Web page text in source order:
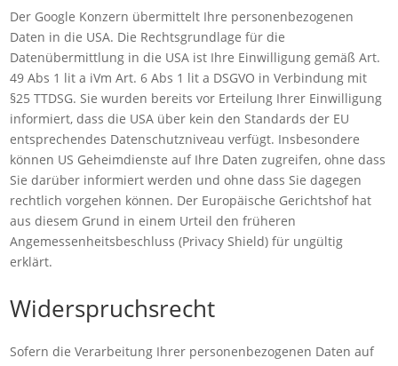
Der Google Konzern übermittelt Ihre personenbezogenen
Daten in die USA. Die Rechtsgrundlage für die
Datenübermittlung in die USA ist Ihre Einwilligung gemäß Art.
49 Abs 1 lit a iVm Art. 6 Abs 1 lit a DSGVO in Verbindung mit
§25 TTDSG. Sie wurden bereits vor Erteilung Ihrer Einwilligung
informiert, dass die USA über kein den Standards der EU
entsprechendes Datenschutzniveau verfügt. Insbesondere
können US Geheimdienste auf Ihre Daten zugreifen, ohne dass
Sie darüber informiert werden und ohne dass Sie dagegen
rechtlich vorgehen können. Der Europäische Gerichtshof hat
aus diesem Grund in einem Urteil den früheren
Angemessenheitsbeschluss (Privacy Shield) für ungültig
erklärt.
Widerspruchsrecht
Sofern die Verarbeitung Ihrer personenbezogenen Daten auf